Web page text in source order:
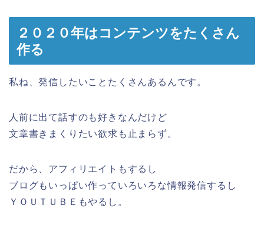
２０２０年はコンテンツをたくさん
作る
私ね、発信したいことたくさんあるんです。
人前に出て話すのも好きなんだけど
文章書きまくりたい欲求も止まらず。
だから、アフィリエイトもするし
ブログもいっぱい作っていろいろな情報発信するし
ＹＯＵＴＵＢＥもやるし。